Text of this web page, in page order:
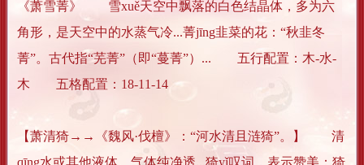
《萧雪菁》 雪xuě天空中飘落的白色结晶体，多为六
角形，是天空中的水蒸气冷...菁jīng韭菜的花：“秋韭冬
菁”。古代指“芜菁”（即“蔓菁”）... 五行配置：木-水-
木 五格配置：18-11-14
【萧清猗→→《魏风·伐檀》：“河水清且涟猗”。】 清